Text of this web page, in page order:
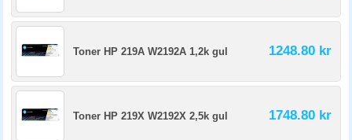
Toner HP 219A W2192A 1,2k gul 1248.80 kr
Toner HP 219X W2192X 2,5k gul 1748.80 kr